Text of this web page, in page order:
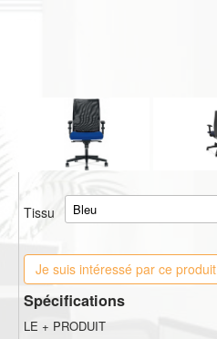
Tissu
Je suis intéressé par ce produit
Spécifications
LE + PRODUIT